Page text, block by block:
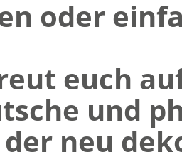
oder
euch
und
neu